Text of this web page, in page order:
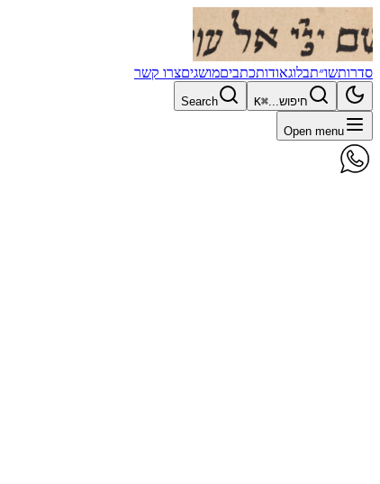
סדרותשו״תבלוגאודותכתביםמושגיםצרו קשר
חיפוש...⌘K
Search
Open menu